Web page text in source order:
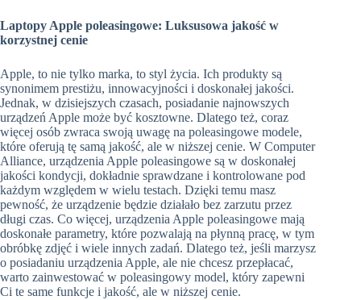
Laptopy Apple poleasingowe: Luksusowa jakość w
korzystnej cenie
Apple, to nie tylko marka, to styl życia. Ich produkty są
synonimem prestiżu, innowacyjności i doskonałej jakości.
Jednak, w dzisiejszych czasach, posiadanie najnowszych
urządzeń Apple może być kosztowne. Dlatego też, coraz
więcej osób zwraca swoją uwagę na poleasingowe modele,
które oferują tę samą jakość, ale w niższej cenie. W Computer
Alliance, urządzenia Apple poleasingowe są w doskonałej
jakości kondycji, dokładnie sprawdzane i kontrolowane pod
każdym względem w wielu testach. Dzięki temu masz
pewność, że urządzenie będzie działało bez zarzutu przez
długi czas. Co więcej, urządzenia Apple poleasingowe mają
doskonałe parametry, które pozwalają na płynną pracę, w tym
obróbkę zdjęć i wiele innych zadań. Dlatego też, jeśli marzysz
o posiadaniu urządzenia Apple, ale nie chcesz przepłacać,
warto zainwestować w poleasingowy model, który zapewni
Ci te same funkcje i jakość, ale w niższej cenie.